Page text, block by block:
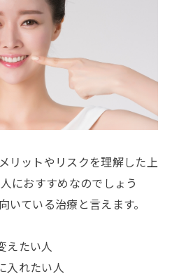
リットやリスクを理解した上
におすすめなのでしょう
ている治療と言えます。
えたい人
入れたい人